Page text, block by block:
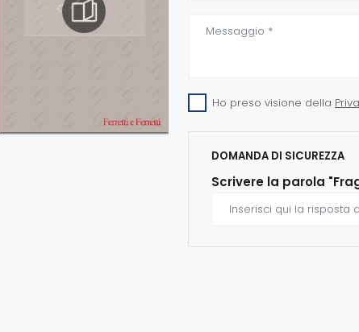
Ho preso visione della
DOMANDA DI SICUREZZA
Scrivere la parola